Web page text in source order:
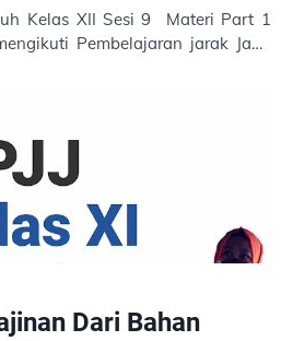
Kelas XII Sesi 9 Materi Part 1
Pembelajaran jarak Jauh
Dari Bahan